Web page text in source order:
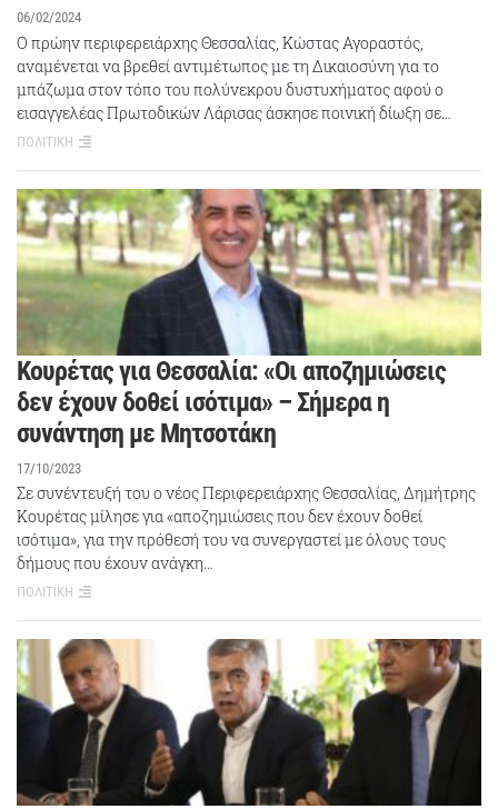
06/02/2024
Ο πρώην περιφερειάρχης Θεσσαλίας, Κώστας Αγοραστός,
αναμένεται να βρεθεί αντιμέτωπος με τη Δικαιοσύνη για το
μπάζωμα στον τόπο του πολύνεκρου δυστυχήματος αφού ο
εισαγγελέας Πρωτοδικών Λάρισας άσκησε ποινική δίωξη σε…
ΠΟΛΙΤΙΚΗ
Κουρέτας για Θεσσαλία: «Οι αποζημιώσεις
δεν έχουν δοθεί ισότιμα» – Σήμερα η
συνάντηση με Μητσοτάκη
17/10/2023
Σε συνέντευξή του ο νέος Περιφερειάρχης Θεσσαλίας, Δημήτρης
Κουρέτας μίλησε για «αποζημιώσεις που δεν έχουν δοθεί
ισότιμα», για την πρόθεσή του να συνεργαστεί με όλους τους
δήμους που έχουν ανάγκη…
ΠΟΛΙΤΙΚΗ